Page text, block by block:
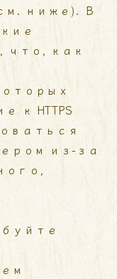
ниже). В
что, как
HTTPS
из-за